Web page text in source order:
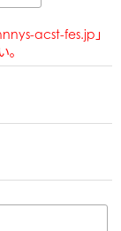
acst-fes.jp」
。